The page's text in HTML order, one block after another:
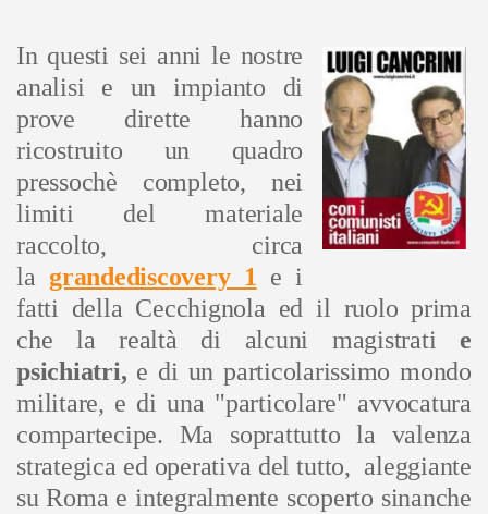
In questi sei anni le nostre
analisi e un impianto di
prove dirette hanno
ricostruito un quadro
pressochè completo, nei
limiti del materiale
raccolto, circa
la grandediscovery 1 e i
fatti della Cecchignola ed il ruolo prima
che la realtà di alcuni magistrati e
psichiatri, e di un particolarissimo mondo
militare, e di una "particolare" avvocatura
compartecipe. Ma soprattutto la valenza
strategica ed operativa del tutto, aleggiante
su Roma e integralmente scoperto sinanche